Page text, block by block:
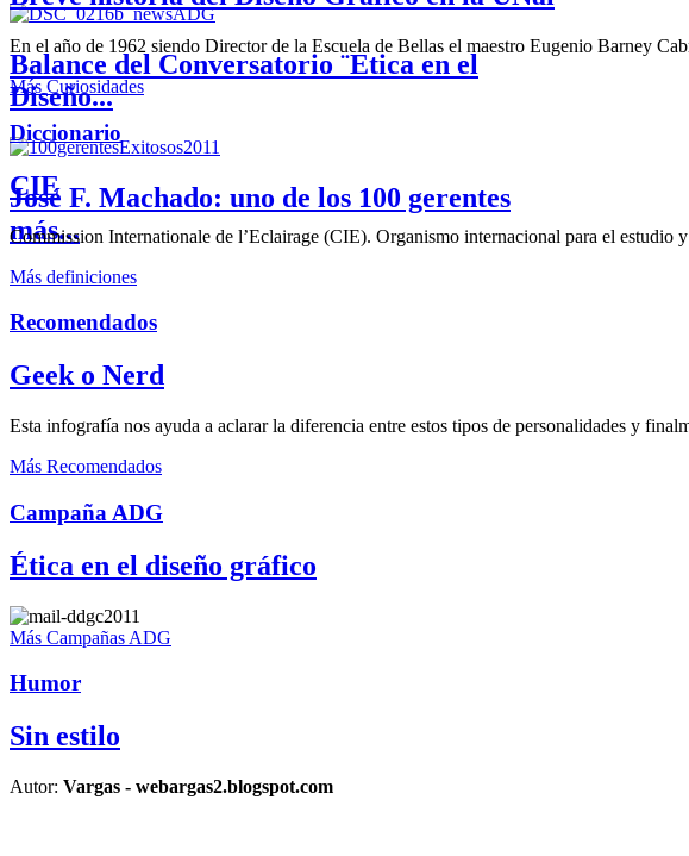
Balance del Conversatorio ¨Etica en el
Diseño...
José F. Machado: uno de los 100 gerentes
más...
En el año de 1962 siendo Director de la Escuela de Bellas el maestro Eugenio Barney
Más Curiosidades
Diccionario
CIE
Commission Internationale de l’Eclairage (CIE). Organismo internacional para el
Más definiciones
Recomendados
Geek o Nerd
Esta infografía nos ayuda a aclarar la diferencia entre estos tipos de personalidades y
Más Recomendados
Campaña ADG
Ética en el diseño gráfico
Más Campañas ADG
Humor
Sin estilo
Autor: Vargas - webargas2.blogspot.com